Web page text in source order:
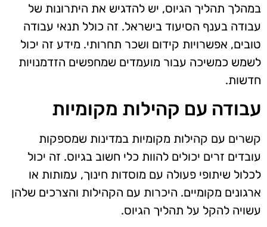
במהלך תהליך הגיוס, יש להדגיש את היתרונות של
עבודה בענף הסיעוד בישראל. זה כולל תנאי עבודה
טובים, אפשרויות קידום ושכר תחרותי. מידע זה יכול
לשמש כמשיכה עבור מועמדים שמחפשים הזדמנויות
חדשות.
עבודה עם קהילות מקומיות
קשרים עם קהילות מקומיות במדינות שמספקות
עובדים זרים יכולים להוות כלי חשוב בגיוס. זה יכול
לכלול שיתופי פעולה עם מוסדות חינוך, עמותות או
ארגונים מקומיים. היכרות עם הקהילות והצרכים שלהן
עשויה להקל על תהליך הגיוס.